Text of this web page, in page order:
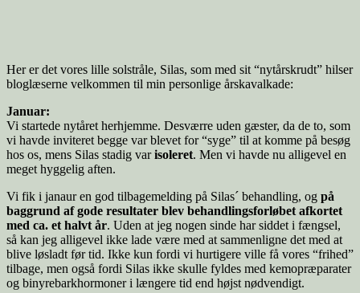
Her er det vores lille solstråle, Silas, som med sit “nytårskrudt” hilser
bloglæserne velkommen til min personlige årskavalkade:
Januar:
Vi startede nytåret herhjemme. Desværre uden gæster, da de to, som
vi havde inviteret begge var blevet for “syge” til at komme på besøg
hos os, mens Silas stadig varisoleret. Men vi havde nu alligevel en
meget hyggelig aften.
Vi fik i janaur en god tilbagemelding på Silas´ behandling, og på
baggrund af gode resultater blev behandlingsforløbet afkortet
med ca. et halvt år. Uden at jeg nogen sinde har siddet i fængsel,
så kan jeg alligevel ikke lade være med at sammenligne det med at
blive løsladt før tid. Ikke kun fordi vi hurtigere ville få vores “frihed”
tilbage, men også fordi Silas ikke skulle fyldes med kemopræparater
og binyrebarkhormoner i længere tid end højst nødvendigt.